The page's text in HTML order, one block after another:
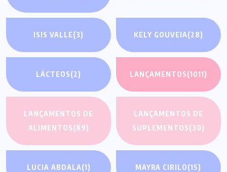
ISIS VALLE(3) KELY GOUVEIA(28)
LÁCTEOS(2) LANÇAMENTOS(1011)
LANÇAMENTOS DE
ALIMENTOS(89)
LANÇAMENTOS DE
SUPLEMENTOS(30)
LUCIA ABDALA(1) MAYRA CIRILO(15)